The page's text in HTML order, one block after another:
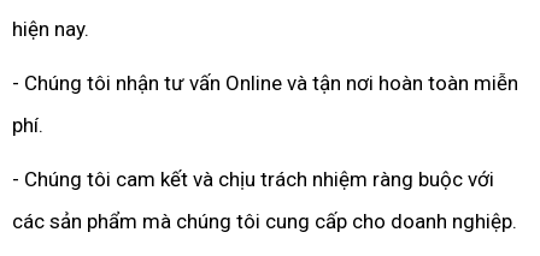
hiện nay.
- Chúng tôi nhận tư vấn Online và tận nơi hoàn toàn miễn
phí.
- Chúng tôi cam kết và chịu trách nhiệm ràng buộc với
các sản phẩm mà chúng tôi cung cấp cho doanh nghiệp.